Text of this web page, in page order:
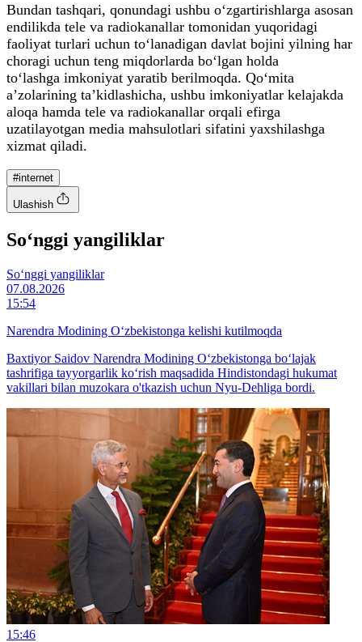
Bundan tashqari, qonundagi ushbu o‘zgartirishlarga asosan
endilikda tele va radiokanallar tomonidan yuqoridagi
faoliyat turlari uchun to‘lanadigan davlat bojini yilning har
choragi uchun teng miqdorlarda bo‘lgan holda
to‘lashga imkoniyat yaratib berilmoqda. Qo‘mita
a’zolarining ta’kidlashicha, ushbu imkoniyatlar kelajakda
aloqa hamda tele va radiokanallar orqali efirga
uzatilayotgan media mahsulotlari sifatini yaxshilashga
xizmat qiladi.
#internet
Ulashish
So‘nggi yangiliklar
So‘nggi yangiliklar
07.08.2026
15:54
Narendra Modining O‘zbekistonga kelishi kutilmoqda
Baxtiyor Saidov Narendra Modining O‘zbekistonga bo‘lajak
tashrifiga tayyorgarlik ko‘rish maqsadida Hindistondagi hukumat
vakillari bilan muzokara o'tkazish uchun Nyu-Dehliga bordi.
15:46